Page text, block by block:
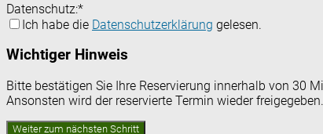
Datenschutz:*
Ich habe die Datenschutzerklärung gelesen.
Wichtiger Hinweis
Bitte bestätigen Sie Ihre Reservierung innerhalb von 30
Ansonsten wird der reservierte Termin wieder